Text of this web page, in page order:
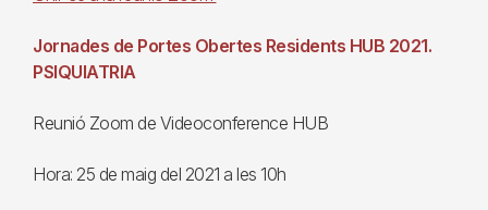
Jornades de Portes Obertes Residents HUB 2021.
PSIQUIATRIA
Reunió Zoom de Videoconference HUB
Hora: 25 de maig del 2021 a les 10h